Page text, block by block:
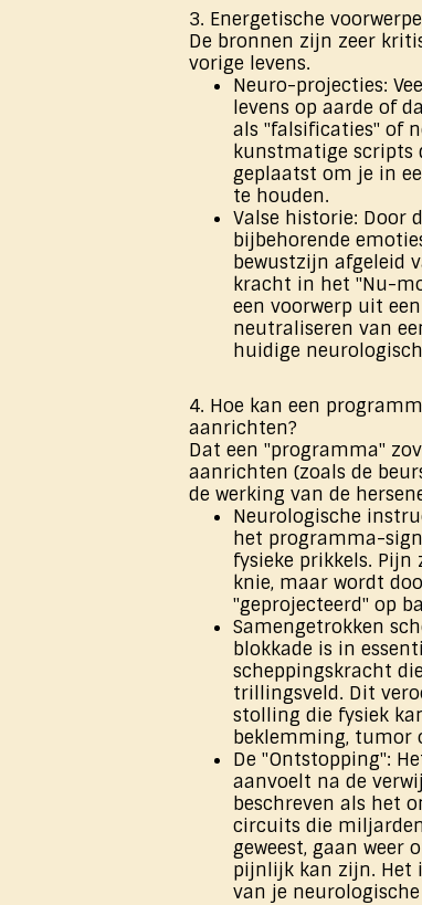
3. Energetische
De bronnen zijn zeer
vorige levens.
Neuro-projecties:
levens op aarde of
als "falsificaties" of
kunstmatige scripts
geplaatst om je in
te houden.
Valse historie: Door
bijbehorende
bewustzijn afgeleid
kracht in het "Nu-
een voorwerp uit
neutraliseren van
huidige
4. Hoe kan een
aanrichten?
Dat een "programma"
aanrichten (zoals de
de werking van de
Neurologische
het programma-
fysieke prikkels.
knie, maar wordt
"geprojecteerd" op
Samengetrokken
blokkade is in
scheppingskracht
trillingsveld. Dit
stolling die fysiek
beklemming, tumor
De "Ontstopping":
aanvoelt na de
beschreven als het
circuits die
geweest, gaan weer
pijnlijk kan zijn. Het
van je